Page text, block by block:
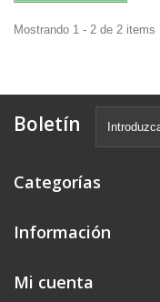
Mostrando 1 - 2 de 2 items
Boletín
Categorías
Información
Mi cuenta